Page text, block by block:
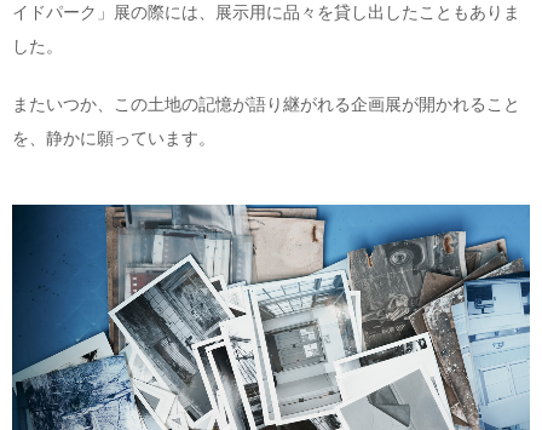
イドパーク」展の際には、展示用に品々を貸し出したこともありま
した。
またいつか、この土地の記憶が語り継がれる企画展が開かれること
を、静かに願っています。